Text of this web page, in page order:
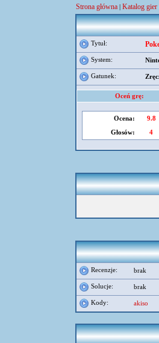
Strona główna | Katalog gier
Tytuł:
System:
Gatunek:
Oceń grę:
Ocena:
9.8
Głosów:
4
Recenzje: brak
Solucje: brak
Kody: akiso